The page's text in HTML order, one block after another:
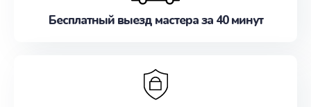
Бесплатный выезд мастера за 40 минут